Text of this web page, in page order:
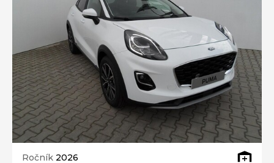
Ročník 2026